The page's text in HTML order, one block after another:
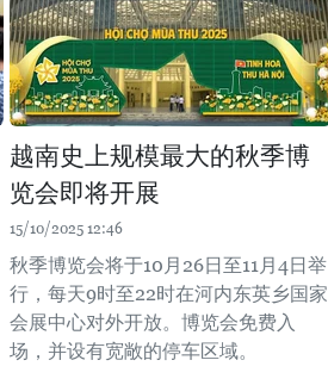
越南史上规模最大的秋季博
览会即将开展
15/10/2025 12:46
秋季博览会将于10月26日至11月4日举
行，每天9时至22时在河内东英乡国家
会展中心对外开放。博览会免费入
场，并设有宽敞的停车区域。